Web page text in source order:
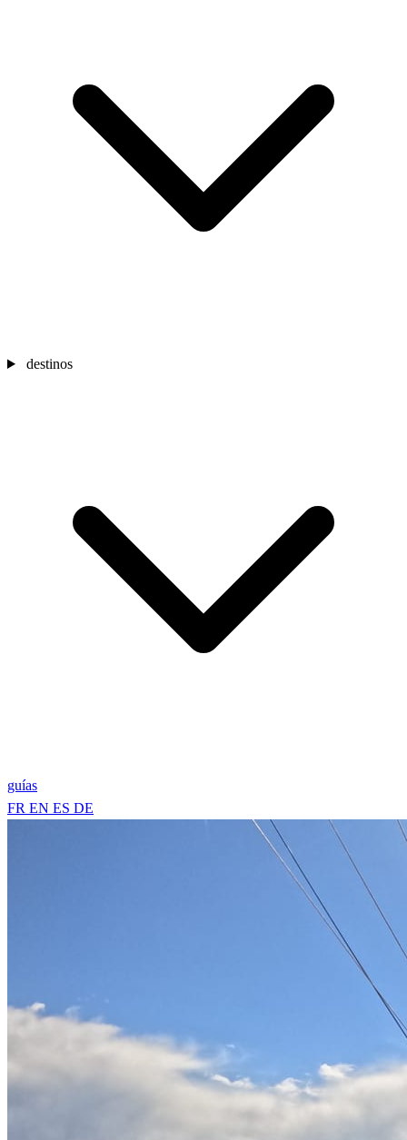
destinos
guías
FR EN ES DE